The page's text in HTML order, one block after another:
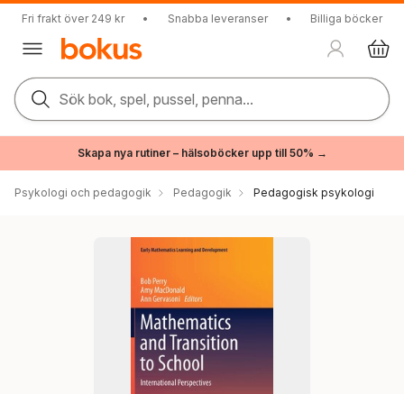
Fri frakt över 249 kr • Snabba leveranser • Billiga böcker
Sök bok, spel, pussel, penna...
Skapa nya rutiner – hälsoböcker upp till 50% →
Psykologi och pedagogik Pedagogik Pedagogisk psykologi